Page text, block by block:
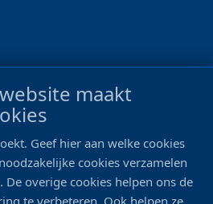
CONTACT maakt
Geef hier aan welke cookies
cookies verzamelen
De overige cookies helpen ons de
te verbeteren. Ook helpen ze